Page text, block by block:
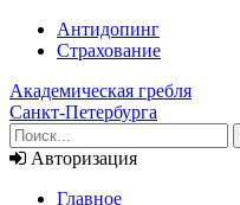
Антидопинг
Страхование
Академическая гребля
Санкт-Петербурга
Авторизация
Главное